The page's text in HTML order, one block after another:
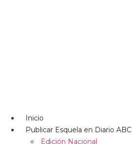
Inicio
Publicar Esquela en Diario ABC
Edición Nacional